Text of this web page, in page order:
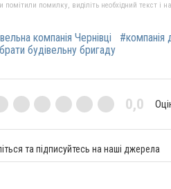
помітили помилку, виділіть необхідний текст і
компанія Чернівці #компанія
будівельну бригаду
0,0
та підписуйтесь на наші джерела